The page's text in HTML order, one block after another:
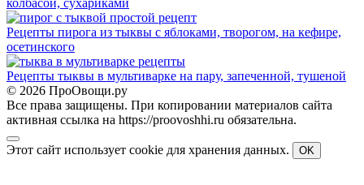
колбасой, сухариками
Рецепты пирога из тыквы с яблоками, творогом, на кефире,
осетинского
Рецепты тыквы в мультиварке на пару, запеченной, тушеной
© 2026 ПроОвощи.ру
Все права защищены. При копировании материалов сайта
активная ссылка на https://proovoshhi.ru обязательна.
Этот сайт использует cookie для хранения данных. OK